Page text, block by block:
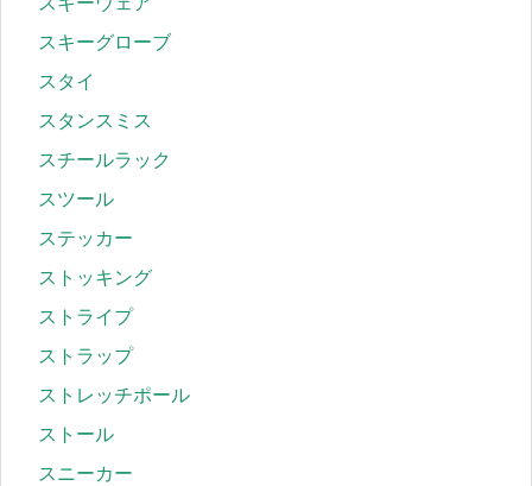
スキーグローブ
スタイ
スタンスミス
スチールラック
スツール
ステッカー
ストッキング
ストライプ
ストラップ
ストレッチポール
ストール
スニーカー